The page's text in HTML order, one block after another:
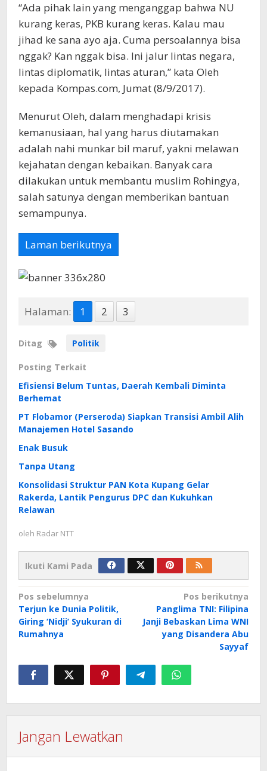
“Ada pihak lain yang menganggap bahwa NU
kurang keras, PKB kurang keras. Kalau mau
jihad ke sana ayo aja. Cuma persoalannya bisa
nggak? Kan nggak bisa. Ini jalur lintas negara,
lintas diplomatik, lintas aturan,” kata Oleh
kepada Kompas.com, Jumat (8/9/2017).
Menurut Oleh, dalam menghadapi krisis
kemanusiaan, hal yang harus diutamakan
adalah nahi munkar bil maruf, yakni melawan
kejahatan dengan kebaikan. Banyak cara
dilakukan untuk membantu muslim Rohingya,
salah satunya dengan memberikan bantuan
semampunya.
Laman berikutnya
Halaman: 1 2 3
Ditag Politik
Posting Terkait
Efisiensi Belum Tuntas, Daerah Kembali Diminta
Berhemat
PT Flobamor (Perseroda) Siapkan Transisi Ambil Alih
Manajemen Hotel Sasando
Enak Busuk
Tanpa Utang
Konsolidasi Struktur PAN Kota Kupang Gelar
Rakerda, Lantik Pengurus DPC dan Kukuhkan
Relawan
oleh Radar NTT
Ikuti Kami Pada
Navigasi
pos
Pos sebelumnya
Terjun ke Dunia Politik,
Giring ‘Nidji’ Syukuran di
Rumahnya
Pos berikutnya
Panglima TNI: Filipina
Janji Bebaskan Lima WNI
yang Disandera Abu
Sayyaf
Jangan Lewatkan